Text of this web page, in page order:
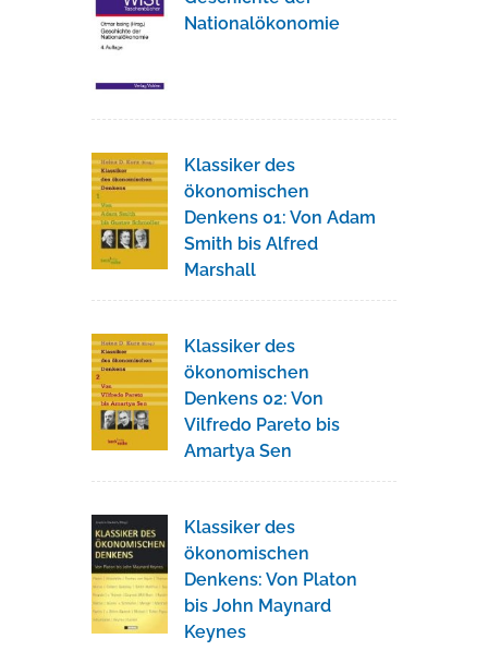
Nationalökonomie
Klassiker des
ökonomischen
Denkens 01: Von Adam
Smith bis Alfred
Marshall
Klassiker des
ökonomischen
Denkens 02: Von
Vilfredo Pareto bis
Amartya Sen
Klassiker des
ökonomischen
Denkens: Von Platon
bis John Maynard
Keynes